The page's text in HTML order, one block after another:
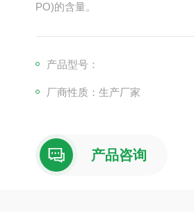
PO)的含量。
产品型号：
厂商性质：生产厂家
产品咨询